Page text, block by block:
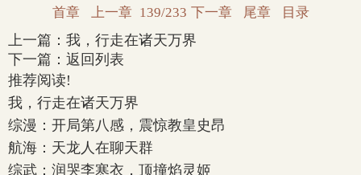
首章 上一章 139/233 下一章 尾章 目录
上一篇： 我，行走在诸天万界
下一篇： 返回列表
推荐阅读!
我，行走在诸天万界
综漫：开局第八感，震惊教皇史昂
航海：天龙人在聊天群
综武：润哭李寒衣，顶撞焰灵姬